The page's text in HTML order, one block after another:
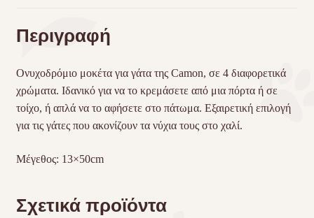
Περιγραφή
Ονυχοδρόμιο μοκέτα για γάτα της Camon, σε 4 διαφορετικά
χρώματα. Ιδανικό για να το κρεμάσετε από μια πόρτα ή σε
τοίχο, ή απλά να το αφήσετε στο πάτωμα. Εξαιρετική επιλογή
για τις γάτες που ακονίζουν τα νύχια τους στο χαλί.
Μέγεθος: 13×50cm
Σχετικά προϊόντα